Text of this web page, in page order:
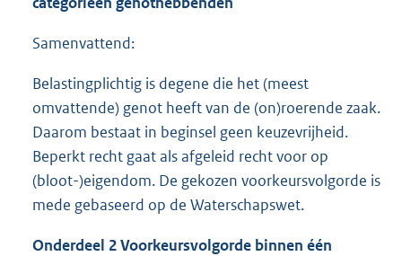
Samenvattend:
Belastingplichtig is degene die het (meest
omvattende) genot heeft van de (on)roerende zaak.
Daarom bestaat in beginsel geen keuzevrijheid.
Beperkt recht gaat als afgeleid recht voor op
(bloot-)eigendom. De gekozen voorkeursvolgorde is
mede gebaseerd op de Waterschapswet.
Onderdeel 2 Voorkeursvolgorde binnen één